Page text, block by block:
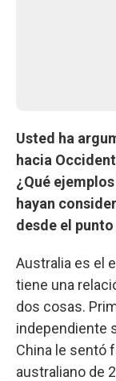
Usted ha
hacia
¿Qué
hayan
desde el
Australia es el
tiene una
dos cosas.
independiente
China le sentó
australiano de